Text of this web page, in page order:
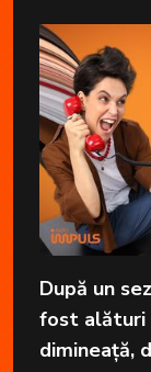
După un
fost alături
dimineață,